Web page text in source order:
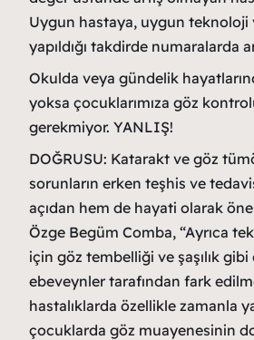
Uygun hastaya, uygun teknoloji
yapıldığı takdirde numaralarda
Okulda veya gündelik
yoksa çocuklarımıza göz
gerekmiyor. YANLIŞ!
DOĞRUSU: Katarakt ve göz
sorunların erken teşhis ve
açıdan hem de hayati olarak
Özge Begüm Comba, “Ayrıca
için göz tembelliği ve şaşılık
ebeveynler tarafından fark
hastalıklarda özellikle zamanla
çocuklarda göz muayenesinin